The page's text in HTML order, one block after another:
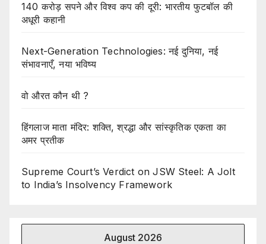
140 करोड़ सपने और विश्व कप की दूरी: भारतीय फुटबॉल की
अधूरी कहानी
Next-Generation Technologies: नई दुनिया, नई
संभावनाएँ, नया भविष्य
वो औरत कौन थी ?
हिंगलाज माता मंदिर: शक्ति, श्रद्धा और सांस्कृतिक एकता का
अमर प्रतीक
Supreme Court’s Verdict on JSW Steel: A Jolt
to India’s Insolvency Framework
August 2026